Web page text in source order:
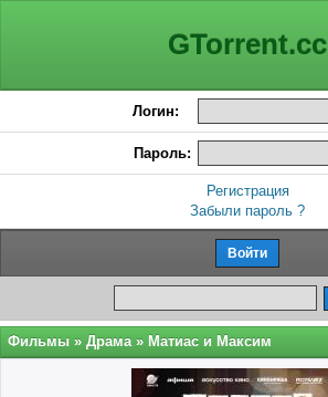
GTorrent.cc
Логин:
Пароль:
Регистрация
Забыли пароль ?
Фильмы » Драма » Матиас и Максим